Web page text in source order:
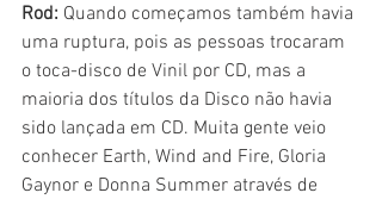
Rod: Quando começamos também havia
uma ruptura, pois as pessoas trocaram
o toca-disco de Vinil por CD, mas a
maioria dos títulos da Disco não havia
sido lançada em CD. Muita gente veio
conhecer Earth, Wind and Fire, Gloria
Gaynor e Donna Summer através de